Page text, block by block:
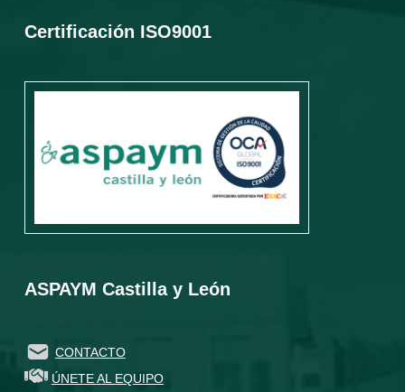
Certificación ISO9001
ASPAYM Castilla y León
CONTACTO
ÚNETE AL EQUIPO